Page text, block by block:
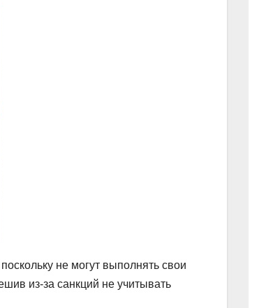
не могут выполнять свои
из-за санкций не учитывать